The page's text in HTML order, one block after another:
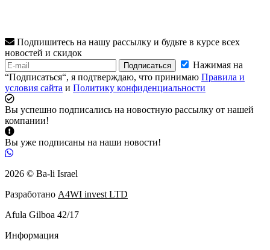
Подпишитесь на нашу рассылку и будьте в курсе всех
новостей и скидок
Подписаться
Нажимая на
“Подписаться“, я подтверждаю, что принимаю Правила и
условия сайта и Политику конфиденциальности
Вы успешно подписались на новостную рассылку от нашей
компании!
Вы уже подписаны на наши новости!
2026 © Ba-li Israel
Разработано A4WI invest LTD
Afula Gilboa 42/17
Информация